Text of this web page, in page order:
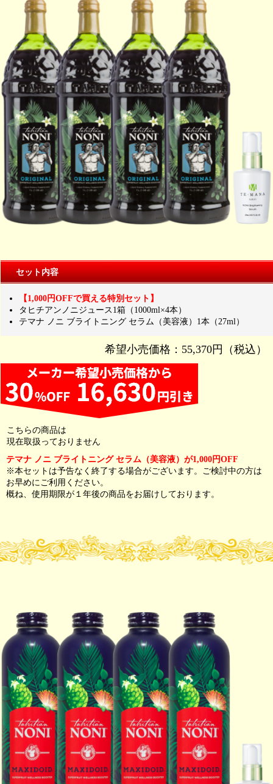
セット内容
【1,000円OFFで買える特別セット】
タヒチアンノニジュース1箱（1000ml×4本）
テマナ ノニ ブライトニング セラム（美容液）1本（27ml）
希望小売価格：55,370円（税込）
こちらの商品は
現在取扱っておりません
テマナ ノニ ブライトニング セラム（美容液）が1,000円OFF
※本セットは予告なく終了する場合がございます。ご検討中の方は
お早めにご利用ください。
概ね、使用期限が１年後の商品をお届けしております。